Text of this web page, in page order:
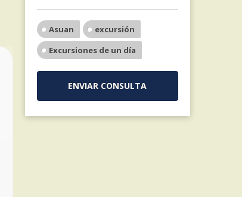
Asuan
excursión
Excursiones de un día
ENVIAR CONSULTA